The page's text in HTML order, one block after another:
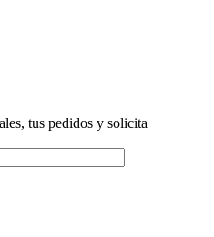
tus pedidos y solicita